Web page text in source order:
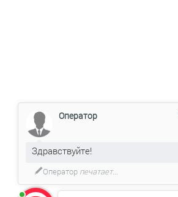
Оператор
Здравствуйте!
Оператор печатает...